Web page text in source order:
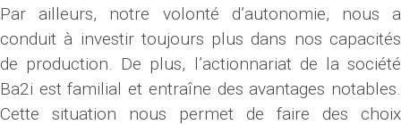
Par ailleurs, notre volonté d’autonomie, nous a
conduit à investir toujours plus dans nos capacités
de production. De plus, l’actionnariat de la société
Ba2i est familial et entraîne des avantages notables.
Cette situation nous permet de faire des choix